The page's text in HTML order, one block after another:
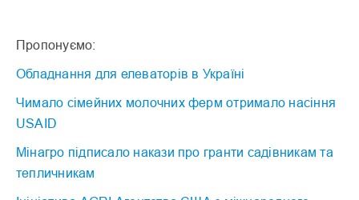
Пропонуємо:
Обладнання для елеваторів в Україні
Чимало сімейних молочних ферм отримало насіння
USAID
Мінагро підписало накази про гранти садівникам та
тепличникам